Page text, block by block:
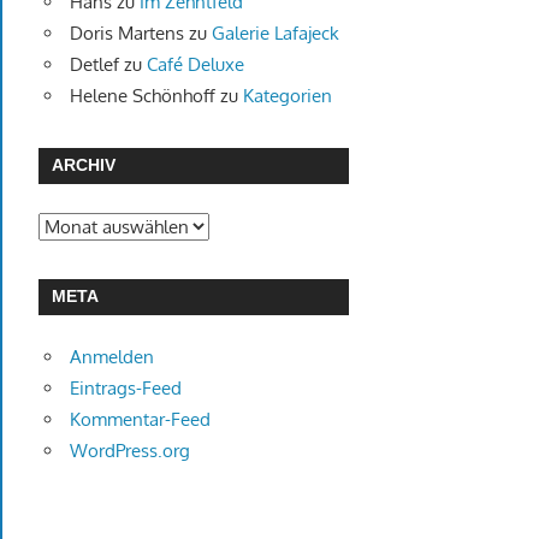
Doris Martenszu Galerie Lafajeck
Detlefzu Café Deluxe
Helene Schönhoffzu Kategorien
ARCHIV
Archiv
META
Anmelden
Eintrags-Feed
Kommentar-Feed
WordPress.org